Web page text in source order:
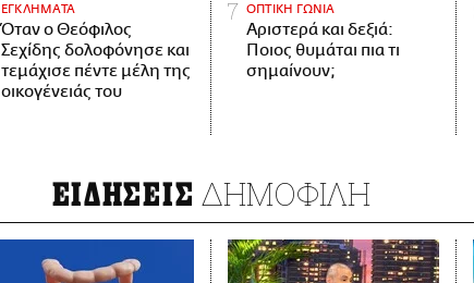
ΕΓΚΛΗΜΑΤΑ
Όταν ο Θεόφιλος
Σεχίδης δολοφόνησε και
τεμάχισε πέντε μέλη της
οικογένειάς του
ΟΠΤΙΚΗ ΓΩΝΙΑ
Αριστερά και δεξιά:
Ποιος θυμάται πια τι
σημαίνουν;
ΕΙΔΗΣΕΙΣ ΔΗΜΟΦΙΛΗ